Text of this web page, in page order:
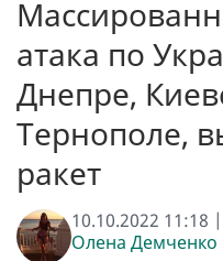
атака по
Днепре,
Тернополе,
ракет
10.10.2022 11:18 |
Олена Демченко